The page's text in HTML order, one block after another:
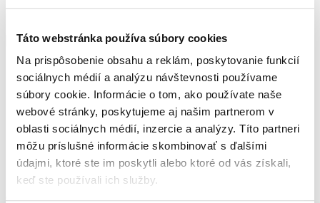
Táto webstránka používa súbory cookies
Na prispôsobenie obsahu a reklám, poskytovanie funkcií
sociálnych médií a analýzu návštevnosti používame
súbory cookie. Informácie o tom, ako používate naše
webové stránky, poskytujeme aj našim partnerom v
oblasti sociálnych médií, inzercie a analýzy. Títo partneri
môžu príslušné informácie skombinovať s ďalšími
údajmi, ktoré ste im poskytli alebo ktoré od vás získali,
keď ste používali ich služby.
IČO: 52 407 861
IČ DPH: SK2121013532
+421 907 154 850
office@hvpartners.sk
Hurbanova 3057/57C,
90501 Senica
Slovensko